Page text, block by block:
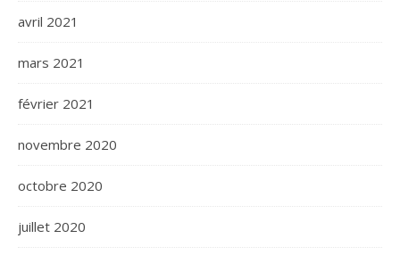
avril 2021
mars 2021
février 2021
novembre 2020
octobre 2020
juillet 2020